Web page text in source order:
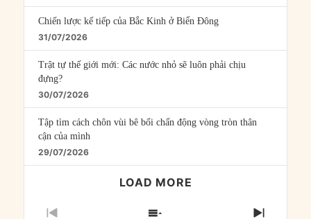
Chiến lược kế tiếp của Bắc Kinh ở Biển Đông
31/07/2026
Trật tự thế giới mới: Các nước nhỏ sẽ luôn phải chịu
đựng?
30/07/2026
Tập tìm cách chôn vùi bê bối chấn động vòng tròn thân
cận của mình
29/07/2026
LOAD MORE